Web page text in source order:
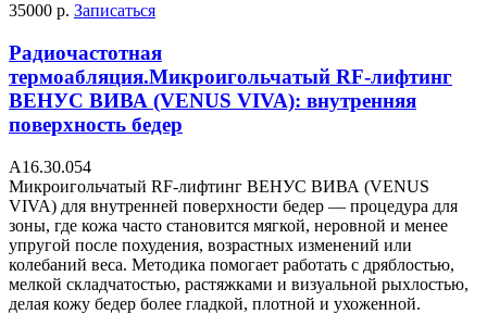
35000 р. Записаться
Радиочастотная
термоабляция.Микроигольчатый RF-лифтинг
ВЕНУС ВИВА (VENUS VIVA): внутренняя
поверхность бедер
А16.30.054
Микроигольчатый RF-лифтинг ВЕНУС ВИВА (VENUS
VIVA) для внутренней поверхности бедер — процедура для
зоны, где кожа часто становится мягкой, неровной и менее
упругой после похудения, возрастных изменений или
колебаний веса. Методика помогает работать с дряблостью,
мелкой складчатостью, растяжками и визуальной рыхлостью,
делая кожу бедер более гладкой, плотной и ухоженной.